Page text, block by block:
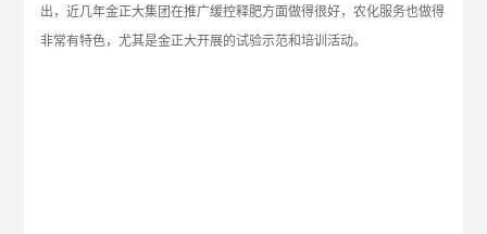
出，近几年金正大集团在推广缓控释肥方面做得很好，农化服务也做得
非常有特色，尤其是金正大开展的试验示范和培训活动。